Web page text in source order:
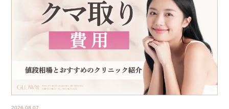
2026.08.07